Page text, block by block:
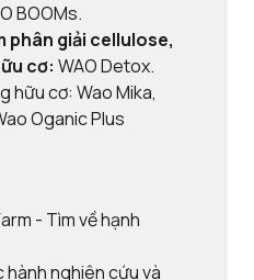
BOOMs.
phân giải cellulose,
cơ: WAO Detox.
hữu cơ: Wao Mika,
Oganic Plus
- Tìm về hạnh
hành nghiên cứu và